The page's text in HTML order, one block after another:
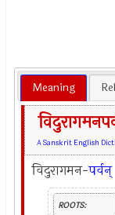
Meaning
A Sanskrit English
विदुरागमन-पर्वन्
ROOTS: